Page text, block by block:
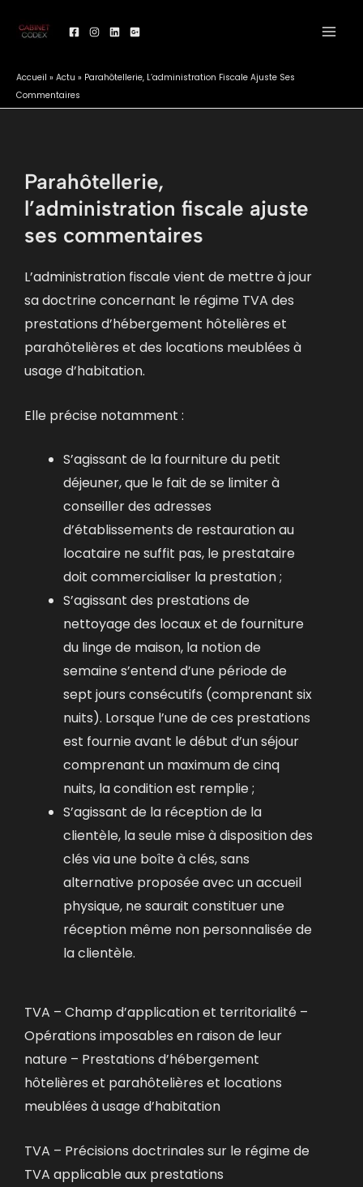
Accueil » Actu » Parahôtellerie, L’administration Fiscale Ajuste Ses
Commentaires
Parahôtellerie,
l’administration fiscale ajuste
ses commentaires
L’administration fiscale vient de mettre à jour
sa doctrine concernant le régime TVA des
prestations d’hébergement hôtelières et
parahôtelières et des locations meublées à
usage d’habitation.
Elle précise notamment :
S’agissant de la fourniture du petit
déjeuner, que le fait de se limiter à
conseiller des adresses
d’établissements de restauration au
locataire ne suffit pas, le prestataire
doit commercialiser la prestation ;
S’agissant des prestations de
nettoyage des locaux et de fourniture
du linge de maison, la notion de
semaine s’entend d’une période de
sept jours consécutifs (comprenant six
nuits). Lorsque l’une de ces prestations
est fournie avant le début d’un séjour
comprenant un maximum de cinq
nuits, la condition est remplie ;
S’agissant de la réception de la
clientèle, la seule mise à disposition des
clés via une boîte à clés, sans
alternative proposée avec un accueil
physique, ne saurait constituer une
réception même non personnalisée de
la clientèle.
TVA – Champ d’application et territorialité –
Opérations imposables en raison de leur
nature – Prestations d’hébergement
hôtelières et parahôtelières et locations
meublées à usage d’habitation
TVA – Précisions doctrinales sur le régime de
TVA applicable aux prestations